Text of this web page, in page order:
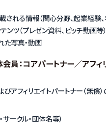
される情報（関心分野、起業経験
ツ（プレゼン資料、ピッチ動画等）
た写真・動画
コアパートナー／アフィ
アフィリエイトパートナー（無
サークル・団体名等）